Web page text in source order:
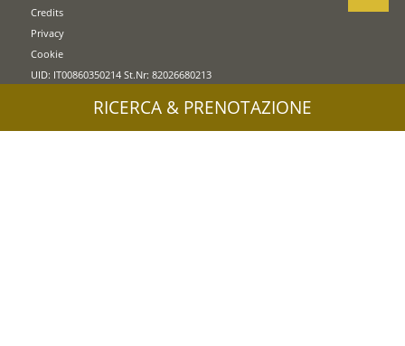
Credits
Privacy
Cookie
UID: IT00860350214 St.Nr: 82026680213
RICERCA & PRENOTAZIONE